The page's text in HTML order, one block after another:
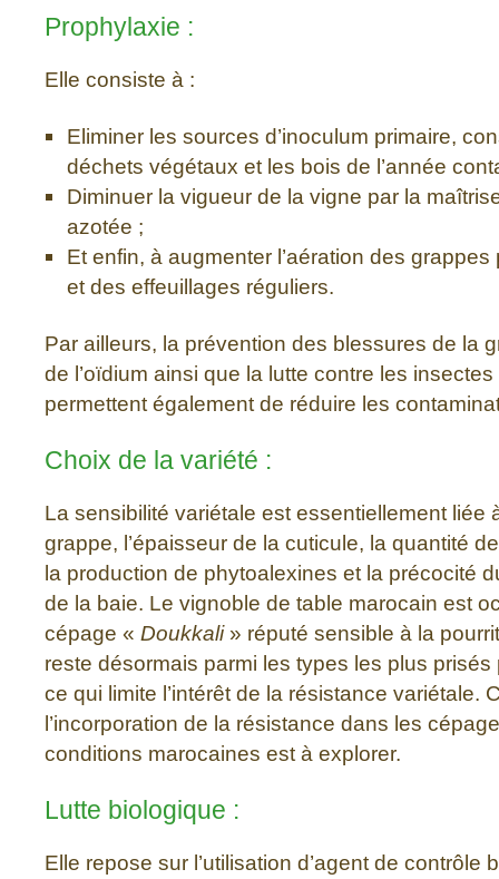
Prophylaxie :
Elle consiste à :
Eliminer les sources d’inoculum primaire,
déchets végétaux et les bois de l’année
Diminuer la vigueur de la vigne par la
azotée ;
Et enfin, à augmenter l’aération des
et des effeuillages réguliers.
Par ailleurs, la prévention des blessures de la
de l’oïdium ainsi que la lutte contre les
permettent également de réduire les
Choix de la variété :
La sensibilité variétale est essentiellement liée
grappe, l’épaisseur de la cuticule, la quantité
la production de phytoalexines et la précocité
de la baie. Le vignoble de table marocain est
cépage « Doukkali» réputé sensible à la
reste désormais parmi les types les plus
ce qui limite l’intérêt de la résistance variétale.
l’incorporation de la résistance dans les
conditions marocaines est à explorer.
Lutte biologique :
Elle repose sur l’utilisation d’agent de contrôle